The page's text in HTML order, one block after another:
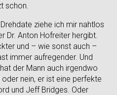
schon.
ziehe ich mir nahtlos
Dr. Anton Hofreiter hergibt.
und – wie sonst auch –
immer aufregender. Und
der Mann auch irgendwo
nein, er ist eine perfekte
und Jeff Bridges. Oder